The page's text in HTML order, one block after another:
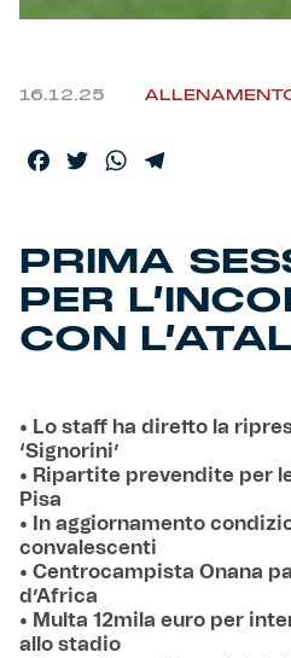
16.12.25
Facebook
TwitterWhatsApp
PRIMA
PER
CON
• Lo staff ha diretto la
‘Signorini’
• Ripartite prevendite per
Pisa
• In aggiornamento
convalescenti
• Centrocampista Onana
d’Africa
• Multa 12mila euro per
allo stadio